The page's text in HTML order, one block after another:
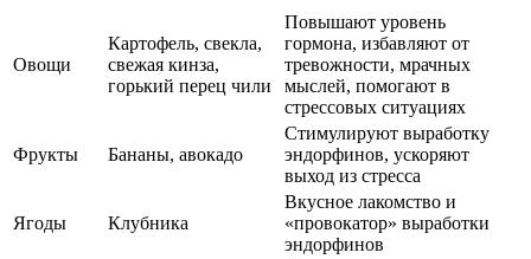
Овощи
Картофель, свекла,
свежая кинза,
горький перец чили
Повышают уровень
гормона, избавляют от
тревожности, мрачных
мыслей, помогают в
стрессовых ситуациях
Фрукты Бананы, авокадо
Стимулируют выработку
эндорфинов, ускоряют
выход из стресса
Ягоды Клубника
Вкусное лакомство и
«провокатор» выработки
эндорфинов